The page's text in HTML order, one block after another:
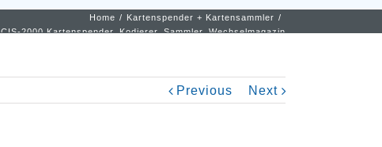
Home / Kartenspender + Kartensammler /
CIS-2000 Kartenspender, Kodierer, Sammler, Wechselmagazin
Previous Next